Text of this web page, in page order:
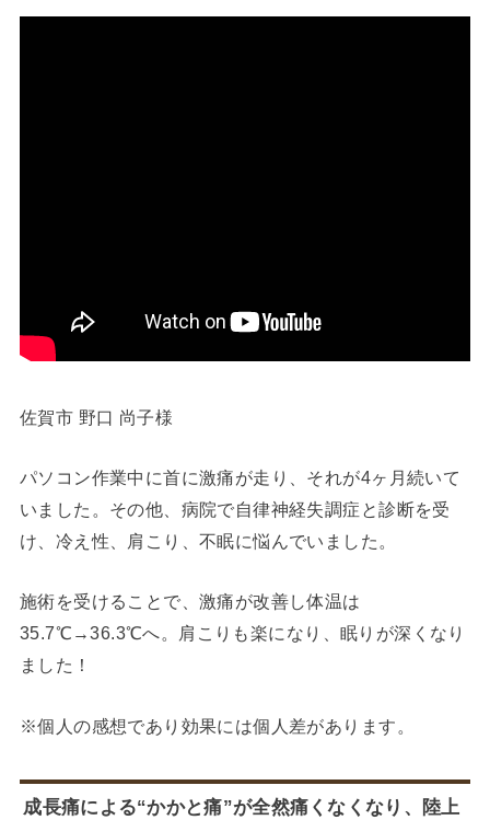
佐賀市 野口 尚子様
パソコン作業中に首に激痛が走り、それが4ヶ月続いて
いました。その他、病院で自律神経失調症と診断を受
け、冷え性、肩こり、不眠に悩んでいました。
施術を受けることで、激痛が改善し体温は
35.7℃→36.3℃へ。肩こりも楽になり、眠りが深くなり
ました！
※個人の感想であり効果には個人差があります。
成長痛による“かかと痛”が全然痛くなくなり、陸上